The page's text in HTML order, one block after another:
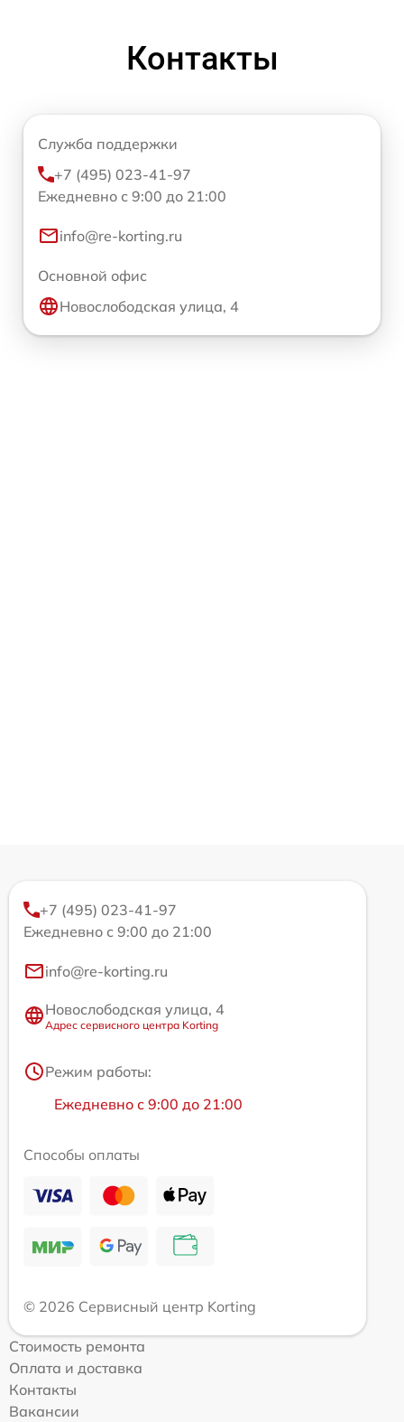
Контакты
Служба поддержки
+7 (495) 023-41-97
Ежедневно с 9:00 до 21:00
info@re-korting.ru
Основной офис
Новослободская улица, 4
+7 (495) 023-41-97
Ежедневно с 9:00 до 21:00
info@re-korting.ru
Новослободская улица, 4
Адрес сервисного центра Korting
Режим работы:
Ежедневно с 9:00 до 21:00
Способы оплаты
© 2026 Сервисный центр Korting
Стоимость ремонта
Оплата и доставка
Контакты
Вакансии